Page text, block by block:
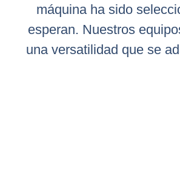
máquina ha sido
esperan. Nuestros
una versatilidad que se